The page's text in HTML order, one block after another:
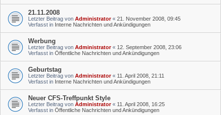
21.11.2008
Letzter Beitrag von Administrator« 21. November 2008, 09:45
Verfasst in Interne Nachrichten und Ankündigungen
Werbung
Letzter Beitrag von Administrator« 12. September 2008, 23:06
Verfasst in Öffentliche Nachrichten und Ankündigungen
Geburtstag
Letzter Beitrag von Administrator« 11. April 2008, 21:11
Verfasst in Interne Nachrichten und Ankündigungen
Neuer CFS-Treffpunkt Style
Letzter Beitrag von Administrator« 11. April 2008, 16:25
Verfasst in Öffentliche Nachrichten und Ankündigungen